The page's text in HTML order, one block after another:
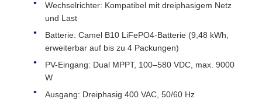
Wechselrichter: Kompatibel mit dreiphasigem Netz
und Last
Batterie: Camel B10 LiFePO4-Batterie (9,48 kWh,
erweiterbar auf bis zu 4 Packungen)
PV-Eingang: Dual MPPT, 100–580 VDC, max. 9000
W
Ausgang: Dreiphasig 400 VAC, 50/60 Hz